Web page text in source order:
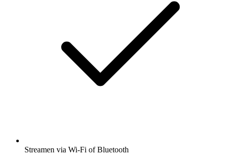
Streamen via Wi-Fi of Bluetooth